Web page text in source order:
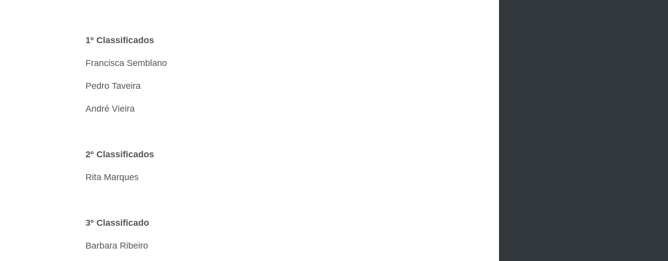
1º Classificados
Francisca Semblano
Pedro Taveira
André Vieira
2º Classificados
Rita Marques
3º Classificado
Barbara Ribeiro